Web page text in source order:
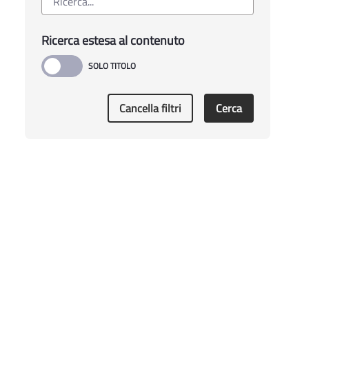
Ricerca estesa al contenuto
Cancella filtri Cerca